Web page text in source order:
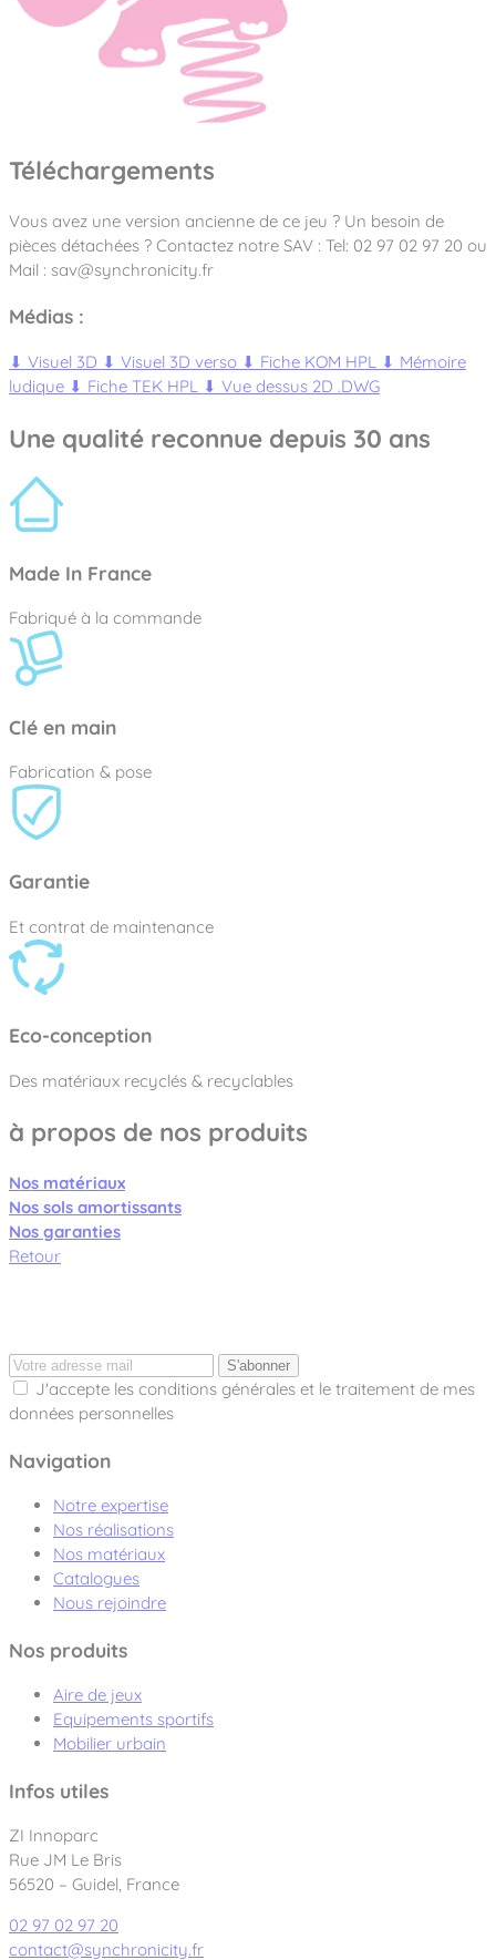
Téléchargements
Vous avez une version ancienne de ce jeu ? Un besoin de
pièces détachées ? Contactez notre SAV : Tel: 02 97 02 97 20 ou
Mail : sav@synchronicity.fr
Médias :
⬇ Visuel 3D ⬇ Visuel 3D verso ⬇ Fiche KOM HPL ⬇ Mémoire
ludique ⬇ Fiche TEK HPL ⬇ Vue dessus 2D .DWG
Une qualité reconnue depuis 30 ans
Made In France
Fabriqué à la commande
Clé en main
Fabrication & pose
Garantie
Et contrat de maintenance
Eco-conception
Des matériaux recyclés & recyclables
à propos de nos produits
Nos matériaux
Nos sols amortissants
Nos garanties
Retour
S'abonner
J'accepte les conditions générales et le traitement de mes
données personnelles
Navigation
Notre expertise
Nos réalisations
Nos matériaux
Catalogues
Nous rejoindre
Nos produits
Aire de jeux
Equipements sportifs
Mobilier urbain
Infos utiles
ZI Innoparc
Rue JM Le Bris
56520 – Guidel, France
02 97 02 97 20
contact@synchronicity.fr